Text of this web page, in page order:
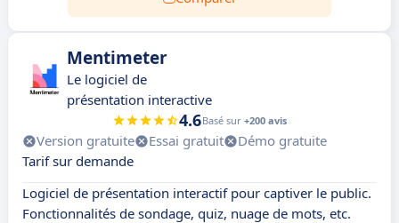
Mentimeter
Le logiciel de
présentation interactive
4.6Basé sur +200 avis
Version gratuite Essai gratuit
Démo gratuite
Tarif sur demande
Logiciel de présentation interactif pour captiver le public.
Fonctionnalités de sondage, quiz, nuage de mots, etc.